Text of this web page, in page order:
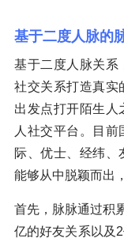
基于二度人脉的
基于二度人脉关系
社交关系打造真实
出发点打开陌生人
人社交平台。目
际、优士、经纬、
能够从中脱颖而出
首先，脉脉通过积
亿的好友关系以及